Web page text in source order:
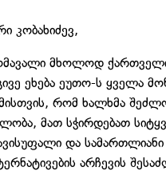
კობახიძევ,
მხოლოდ
ეხება ეუთო-ს ყველა
რომ ხალხმა
მათ სჭირდებათ
და სამართლიანი
არჩევის